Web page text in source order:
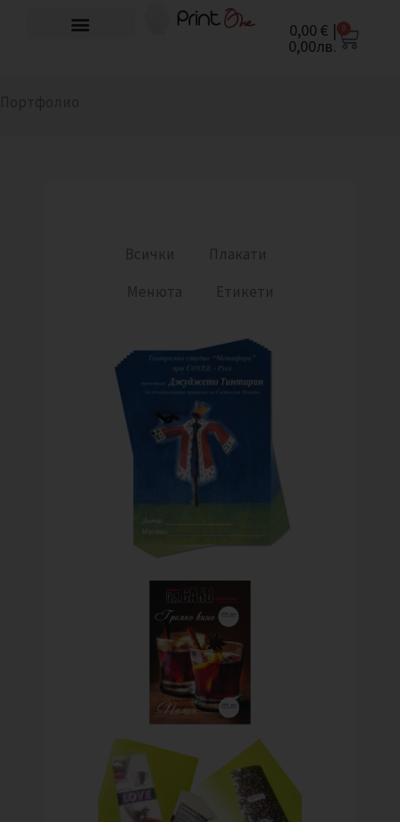
0,00 € |
0,00лв.
0
Cart
Всички
Плакати
Менюта
Етикети